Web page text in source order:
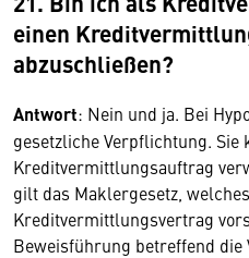
einen
abzuschließen?
Antwort: Nein und ja. Bei
gesetzliche Verpflichtung. Sie
Kreditvermittlungsauftrag
gilt das Maklergesetz,
Kreditvermittlungsvertrag
Beweisführung betreffend